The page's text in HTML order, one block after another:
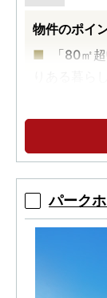
物件のポイ
「80㎡
りある暮ら
「住居
配慮された
「全戸
パーク